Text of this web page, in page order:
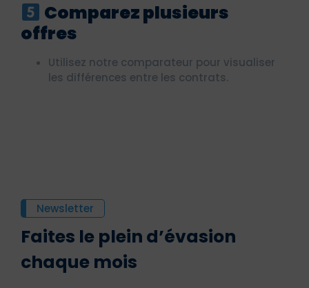
Comparez plusieurs
offres
Utilisez notre comparateur pour visualiser
les différences entre les contrats.
Newsletter
Faites le plein d’évasion
chaque mois